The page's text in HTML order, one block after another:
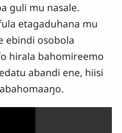
guli mu nasale.
etagaduhana mu
ebindi osobola
hirala bahomireemo
abandi ene, hiisi